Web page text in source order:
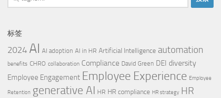
索：
标签
2024 AI AI adoption AI in HR Artificial Intelligence automation
benefits CHRO collaboration Compliance David Green DEI diversity
Employee Engagement Employee Experience Employee
Retention generative AI HR HR compliance HR strategy HR